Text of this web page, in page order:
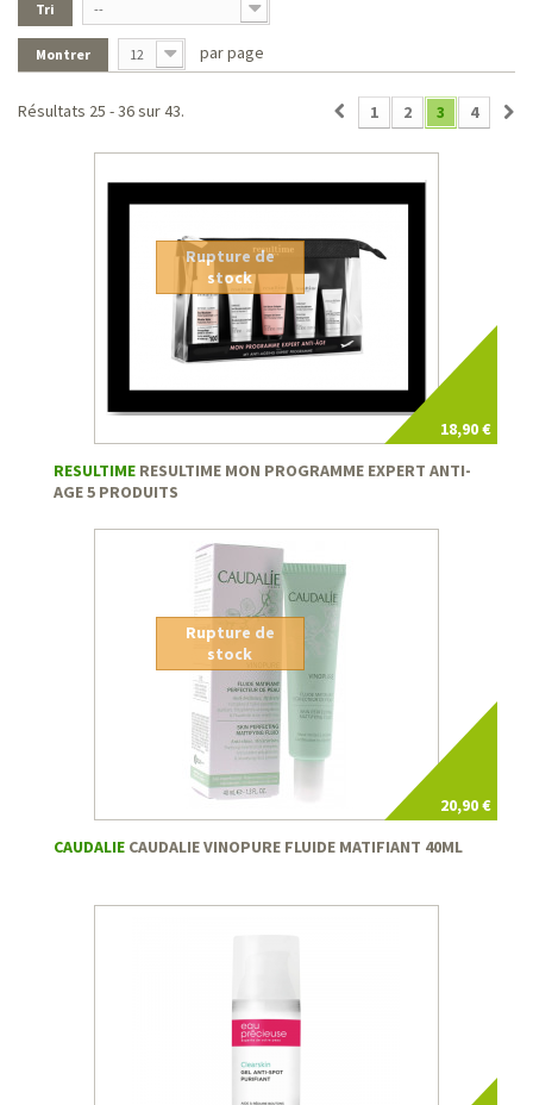
Tri --
Montrer 12 par page
1 2 3 4
Résultats 25 - 36 sur 43.
18,90 €
Rupture de
stock
RESULTIME RESULTIME MON PROGRAMME EXPERT ANTI-
AGE 5 PRODUITS
20,90 €
Rupture de
stock
CAUDALIE CAUDALIE VINOPURE FLUIDE MATIFIANT 40ML